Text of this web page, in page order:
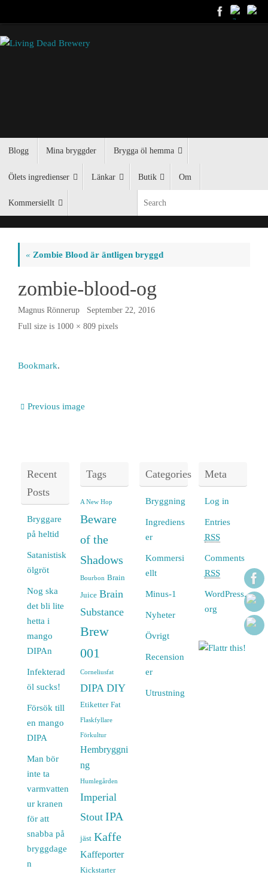
Blogg Mina bryggder Brygga öl hemma
Ölets ingredienser Länkar Butik Om
Kommersiellt
« Zombie Blood är äntligen bryggd
zombie-blood-og
Magnus Rönnerup
September 22, 2016
Full size is 1000 × 809 pixels
Bookmark.
Previous image
Recent
Posts
Bryggare
på heltid
Satanistisk
ölgröt
Nog ska
det bli lite
hetta i
mango
DIPAn
Infekterad
öl sucks!
Försök till
en mango
DIPA
Man bör
inte ta
varmvatten
ur kranen
för att
snabba på
bryggdage
n
Tags
A New Hop
Beware
of the
Shadows
Bourbon Brain
Juice Brain
Substance
Brew
001
Corneliusfat
DIPA DIY
Etiketter Fat
Flaskfyllare
Förkultur
Hembryggni
ng
Humlegården
Imperial
Stout IPA
jäst Kaffe
Kaffeporter
Kickstarter
Categories
Bryggning
Ingrediens
er
Kommersi
ellt
Minus-1
Nyheter
Övrigt
Recension
er
Utrustning
Meta
Log in
Entries
RSS
Comments
RSS
WordPress.
org